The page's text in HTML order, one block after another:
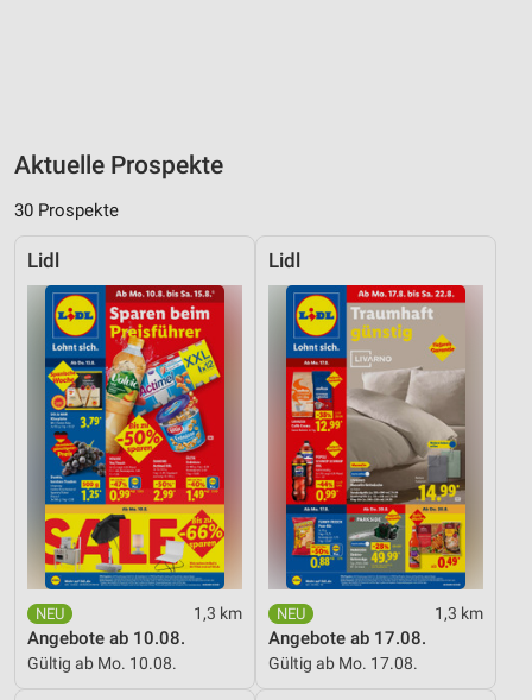
Aktuelle Prospekte
30 Prospekte
Lidl
1,3 km
Angebote ab 10.08.
Gültig ab Mo. 10.08.
Lidl
1,3 km
Angebote ab 17.08.
Gültig ab Mo. 17.08.